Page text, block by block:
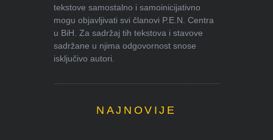
tekstove samostalno i samoinicijativno
mogu objavljivati svi članovi P.E.N. Centra
u BiH. Za sadržaj tih tekstova i stavove
sadržane u njima odgovornost snose
isključivo autori.
NAJNOVIJE